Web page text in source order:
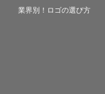
業界別！ロゴの選び方